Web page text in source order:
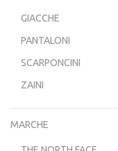
GIACCHE
PANTALONI
SCARPONCINI
ZAINI
MARCHE